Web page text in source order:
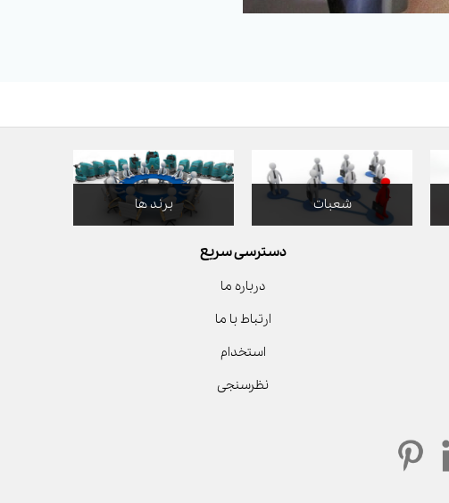
شعبات برند ها
دسترسی سریع
درباره ما
ارتباط با ما
استخدام
نظرسنجی